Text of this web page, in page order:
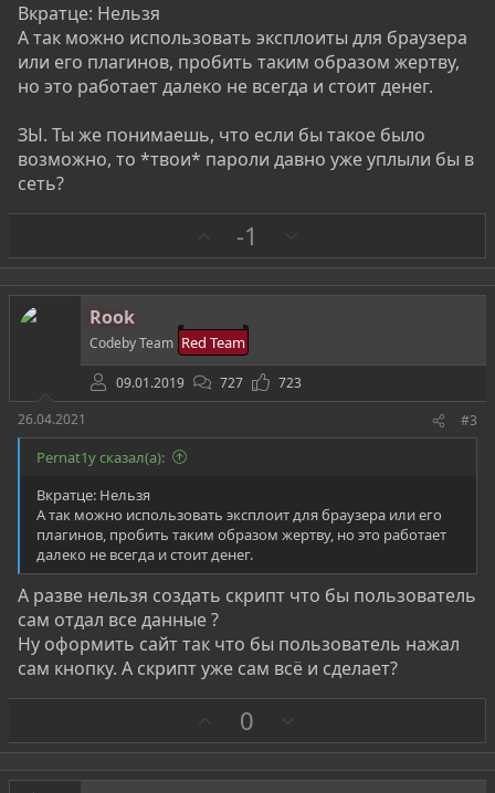
Вкратце: Нельзя
А так можно использовать эксплоиты для браузера
или его плагинов, пробить таким образом жертву,
но это работает далеко не всегда и стоит денег.
ЗЫ. Ты же понимаешь, что если бы такое было
возможно, то *твои* пароли давно уже уплыли бы в
сеть?
а
-1
р
о
Rook
Codeby Team Red Team
09.01.2019 727
723
26.04.2021
#3
Pernat1y сказал(а):
Вкратце: Нельзя
А так можно использовать эксплоит для браузера или его
плагинов, пробить таким образом жертву, но это работает
далеко не всегда и стоит денег.
А разве нельзя создать скрипт что бы пользователь
сам отдал все данные ?
Ну оформить сайт так что бы пользователь нажал
сам кнопку. А скрипт уже сам всё и сделает?
а
0
р
о